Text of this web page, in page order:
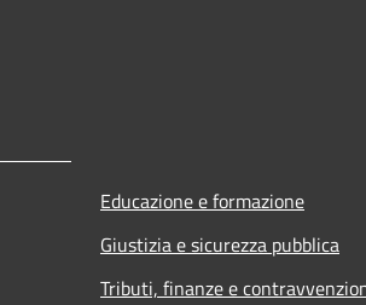
Educazione e formazione
Giustizia e sicurezza pubblica
Tributi, finanze e